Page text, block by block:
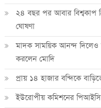
২৪ বছর পর আবার বিশ্বকাপ
ঘোষণা
মাদক সাময়িক আনন্দ
করলেন মোদি
প্রায় ১৪ হাজার বন্দিকে
ইউরোপীয় কমিশনের পিআইসি